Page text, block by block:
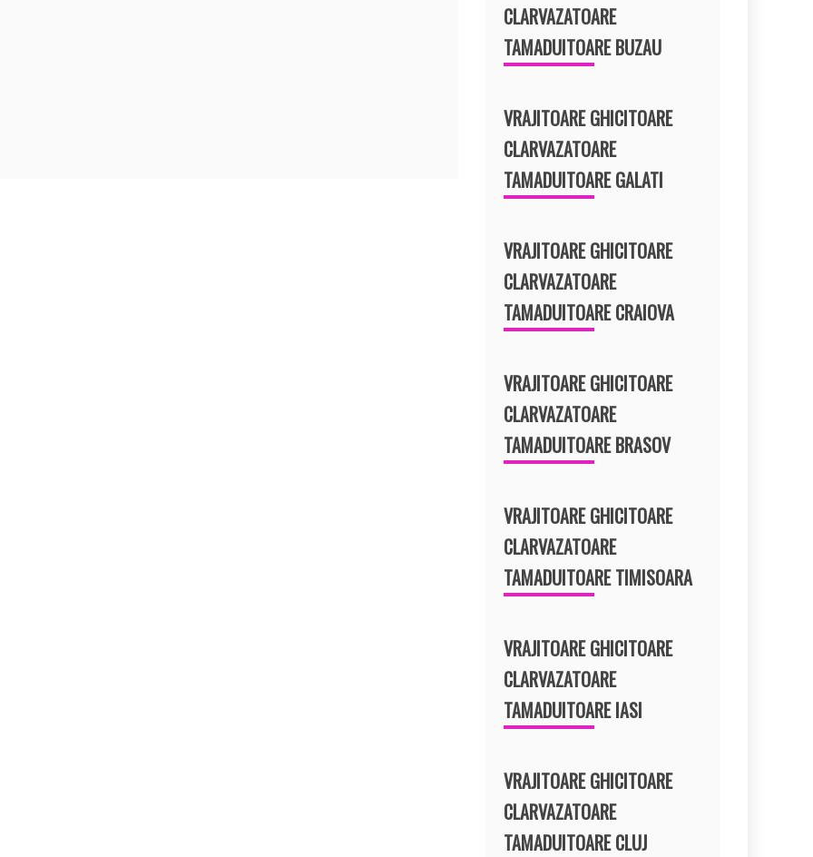
CLARVAZATOARE
TAMADUITOARE BUZAU
VRAJITOARE GHICITOARE
CLARVAZATOARE
TAMADUITOARE GALATI
VRAJITOARE GHICITOARE
CLARVAZATOARE
TAMADUITOARE CRAIOVA
VRAJITOARE GHICITOARE
CLARVAZATOARE
TAMADUITOARE BRASOV
VRAJITOARE GHICITOARE
CLARVAZATOARE
TAMADUITOARE TIMISOARA
VRAJITOARE GHICITOARE
CLARVAZATOARE
TAMADUITOARE IASI
VRAJITOARE GHICITOARE
CLARVAZATOARE
TAMADUITOARE CLUJ